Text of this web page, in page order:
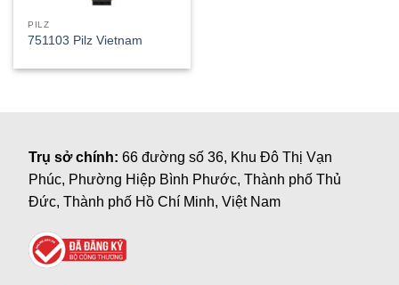
PILZ
751103 Pilz Vietnam
Trụ sở chính:66 đường số 36, Khu Đô Thị Vạn
Phúc, Phường Hiệp Bình Phước, Thành phố Thủ
Đức, Thành phố Hồ Chí Minh, Việt Nam